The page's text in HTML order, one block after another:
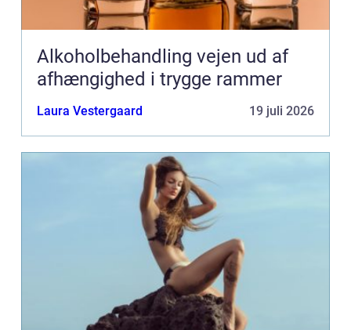
Alkoholbehandling vejen ud af
afhængighed i trygge rammer
Laura Vestergaard 19 juli 2026